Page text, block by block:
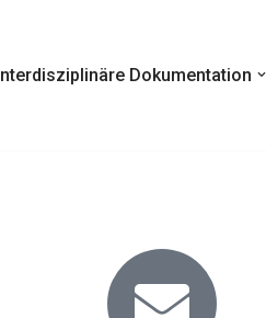
Interdisziplinäre Dokumentation